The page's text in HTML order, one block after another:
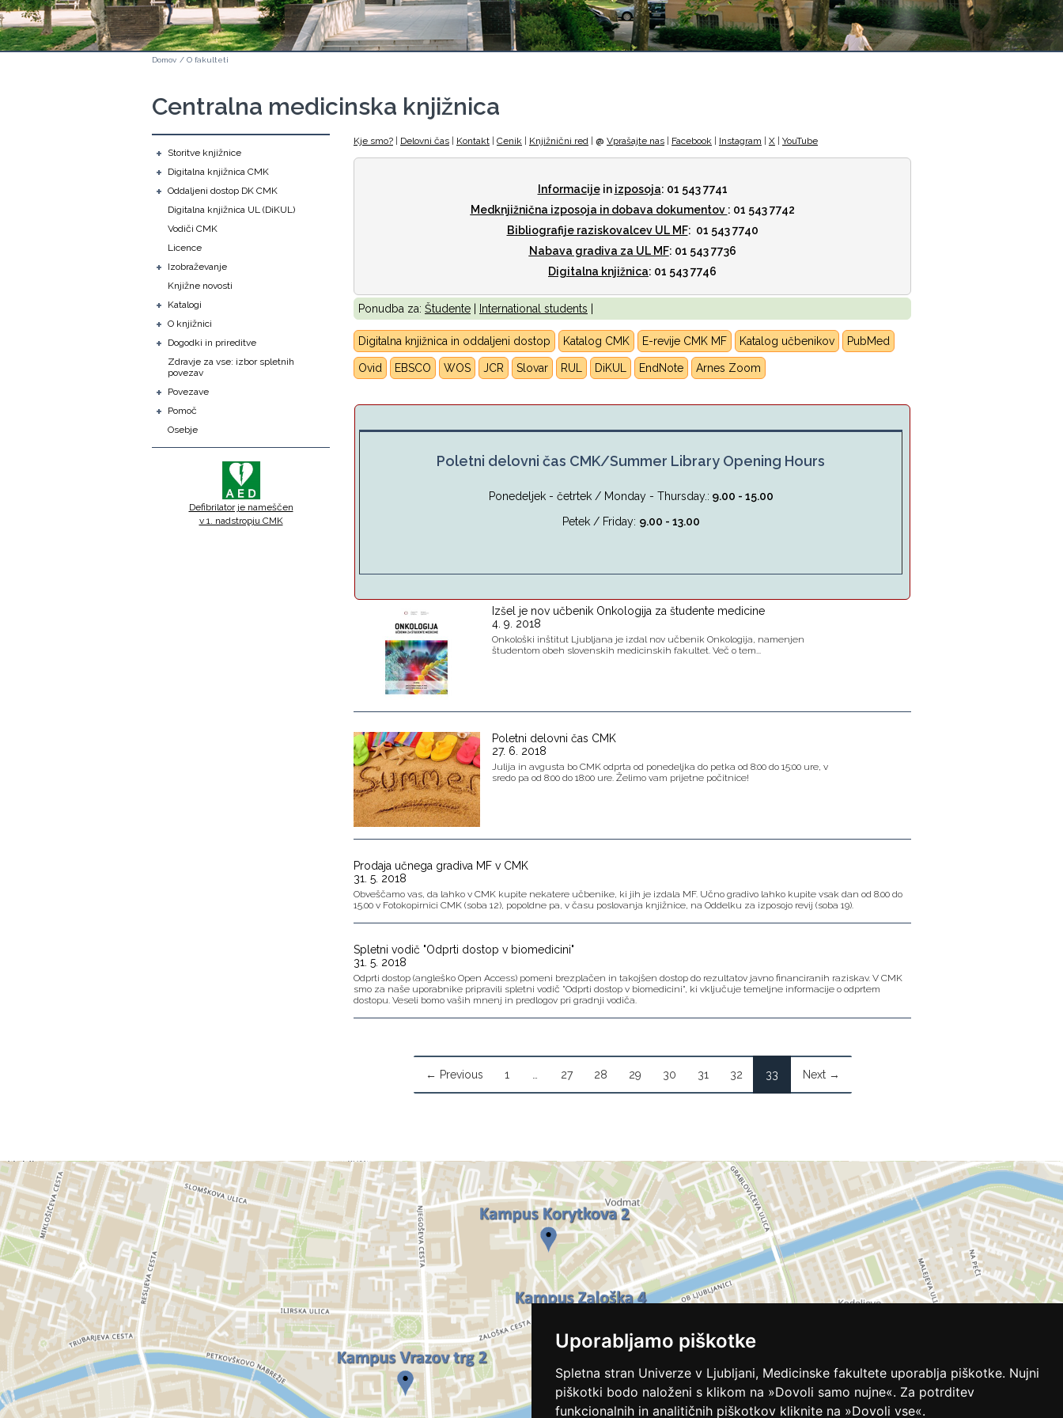
Uporabljamo piškotke
Spletna stran Univerze v Ljubljani, Medicinske fakultete uporablja piškotke. Nujni
piškotki bodo naloženi s klikom na »Dovoli samo nujne«. Za potrditev
funkcionalnih in analitičnih piškotkov kliknite na »Dovoli vse«.
Domov / O fakulteti
Centralna medicinska knjižnica
+ Storitve knjižnice
+ Digitalna knjižnica CMK
+ Oddaljeni dostop DK CMK
Digitalna knjižnica UL (DiKUL)
Vodiči CMK
Licence
+
Izobraževanje
Knjižne novosti
+ Katalogi
+ O knjižnici
+
Dogodki in prireditve
Zdravje za vse: izbor spletnih
povezav
+ Povezave
+
Pomoč
Osebje
Defibrilator je nameščen
v 1. nadstropju CMK
Kje smo? Delovni čas Kontakt Cenik Knjižnični red @ Vprašajte nas Facebook Instagram X YouTube
Informacijein izposoja: 01 543 7741
Medknjižnična izposoja in dobava dokumentov : 01 543 7742
Bibliografije raziskovalcev UL MF: 01 543 7740
Nabava gradiva za UL MF: 01 543 7736
Digitalna knjižnica: 01 543 7746
Ponudba za: Študente International students
Digitalna knjižnica in oddaljeni dostop Katalog CMK E-revije CMK MF Katalog učbenikov PubMed
Ovid EBSCO WOS JCR Slovar RUL DiKUL EndNote Arnes Zoom
Poletni delovni čas CMK/Summer Library Opening Hours
Ponedeljek - četrtek / Monday - Thursday.: 9.00 - 15.00
Petek / Friday: 9.00 - 13.00
Izšel je nov učbenik Onkologija za študente medicine
4. 9. 2018
Onkološki inštitut Ljubljana je izdal nov učbenik Onkologija, namenjen
študentom obeh slovenskih medicinskih fakultet. Več o tem...
Poletni delovni čas CMK
27. 6. 2018
Julija in avgusta bo CMK odprta od ponedeljka do petka od 8:00 do 15:00 ure, v
sredo pa od 8:00 do 18:00 ure. Želimo vam prijetne počitnice!
Prodaja učnega gradiva MF v CMK
31. 5. 2018
Obveščamo vas, da lahko v CMK kupite nekatere učbenike, ki jih je izdala MF. Učno gradivo lahko kupite vsak dan od 8.00 do
15.00 v Fotokopirnici CMK (soba 12), popoldne pa, v času poslovanja knjižnice, na Oddelku za izposojo revij (soba 19).
Spletni vodič "Odprti dostop v biomedicini"
31. 5. 2018
Odprti dostop (angleško Open Access) pomeni brezplačen in takojšen dostop do rezultatov javno financiranih raziskav. V CMK
smo za naše uporabnike pripravili spletni vodič "Odprti dostop v biomedicini", ki vključuje temeljne informacije o odprtem
dostopu. Veseli bomo vaših mnenj in predlogov pri gradnji vodiča.
← Previous 1 27 28 29 30 31 32 33 Next →